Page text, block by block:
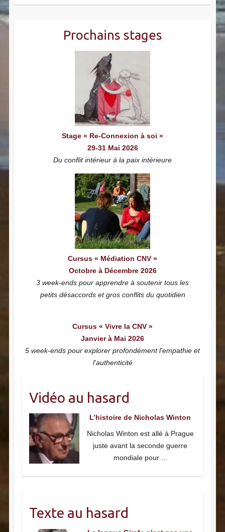
Prochains stages
Stage « Re-Connexion à soi »
29-31 Mai 2026
Du conflit intérieur à la paix intérieure
Cursus « Médiation CNV »
Octobre à Décembre 2026
3 week-ends pour apprendre à soutenir tous les
petits désaccords et gros conflits du quotidien
Cursus « Vivre la CNV »
Janvier à Mai 2026
5 week-ends pour explorer profondément l'empathie et
l'authenticité
Vidéo au hasard
L’histoire de Nicholas Winton
Nicholas Winton est allé à Prague
juste avant la seconde guerre
mondiale pour
Texte au hasard